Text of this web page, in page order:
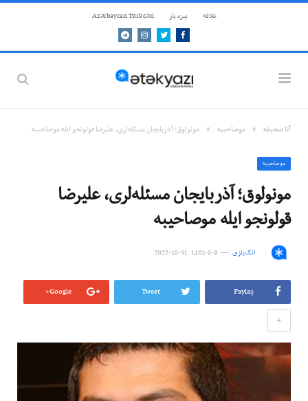
علاقه بيزه ياز Azərbaycan Türkcəsi
Facebook
Twitter
Instagram
Telegram
آنا صحيفه » موصاحيبه » مونولوق؛ آذربایجان مسئله‌لری، علیرضا قولونجو ایله موصاحیبه
موصاحيبه
مونولوق؛ آذربایجان مسئله‌لری، علیرضا
قولونجو ایله موصاحیبه
اتک‌یازی 9-8-1401 31-10-2022
Paylaş
Tweet
Google+
+